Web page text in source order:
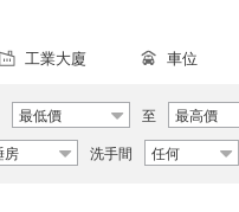
工業大廈 車位
最低價 至
最高價
房 洗手間 任何